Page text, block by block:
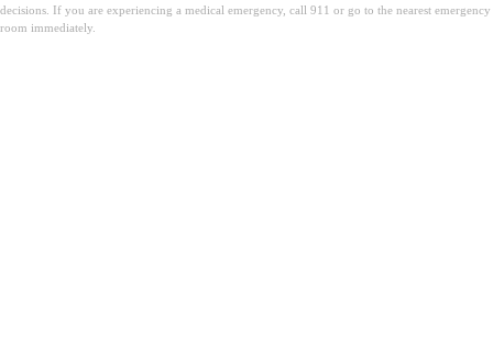
decisions. If you are experiencing a medical emergency, call 911 or go to the nearest emergency
room immediately.